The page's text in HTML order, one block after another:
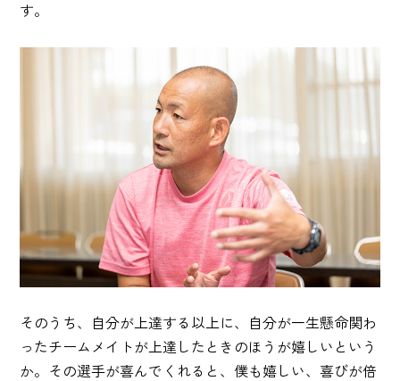
す。
そのうち、自分が上達する以上に、自分が一生懸命関わ
ったチームメイトが上達したときのほうが嬉しいという
か。その選手が喜んでくれると、僕も嬉しい、喜びが倍